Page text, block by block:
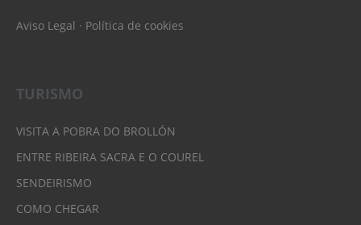
Aviso Legal · Política de cookies
TURISMO
VISITA A POBRA DO BROLLÓN
ENTRE RIBEIRA SACRA E O COUREL
SENDEIRISMO
COMO CHEGAR